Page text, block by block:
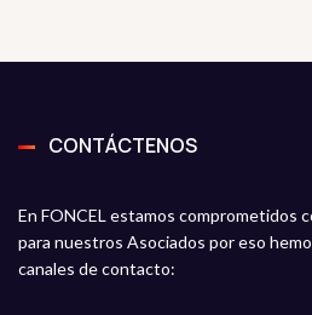
CONTÁCTENOS
En FONCEL estamos comprometidos
para nuestros Asociados por eso
canales de contacto: